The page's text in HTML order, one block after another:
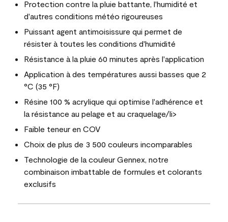
Protection contre la pluie battante, l'humidité et
d'autres conditions météo rigoureuses
Puissant agent antimoisissure qui permet de
résister à toutes les conditions d'humidité
Résistance à la pluie 60 minutes après l'application
Application à des températures aussi basses que 2
°C (35 °F)
Résine 100 % acrylique qui optimise l'adhérence et
la résistance au pelage et au craquelage/li>
Faible teneur en COV
Choix de plus de 3 500 couleurs incomparables
Technologie de la couleur Gennex, notre
combinaison imbattable de formules et colorants
exclusifs